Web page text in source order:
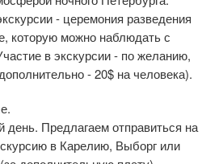
- церемония разведения
которую можно наблюдать с
в экскурсии - по желанию,
- 20$ на человека).
день. Предлагаем отправиться на
в Карелию, Выборг или